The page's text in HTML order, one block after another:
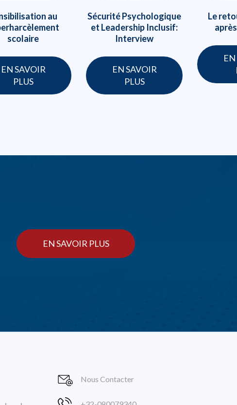
au
scolaire
EN SAVOIR
PLUS
Sécurité Psychologique
et Leadership Inclusif:
Interview
EN SAVOIR
PLUS
Le
EN SAVOIR PLUS
Nous Contacter